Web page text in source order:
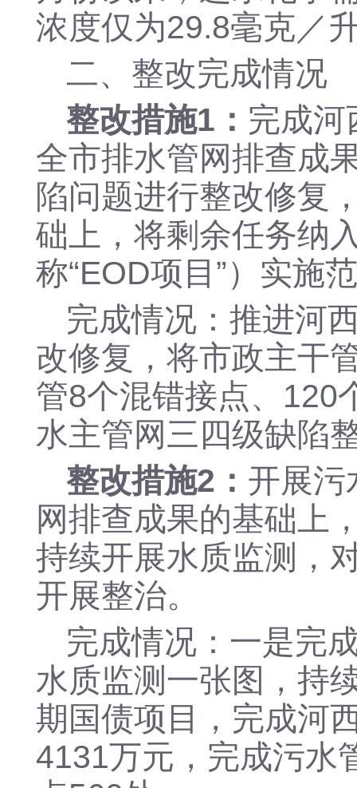
浓度仅为29.8毫克／
二、整改完成情况
整改措施1： 完成河
全市排水管网排查成
陷问题进行整改修复
础上，将剩余任务纳
称“EOD项目”）实施
完成情况：推进河
改修复，将市政主干
管8个混错接点、120
水主管网三四级缺陷
整改措施2： 开展污
网排查成果的基础上
持续开展水质监测，
开展整治。
完成情况：一是完
水质监测一张图，持
期国债项目，完成河
4131万元，完成污水